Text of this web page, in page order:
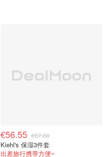
€56.55 €87.00
Kiehl's 保湿3件套
出差旅行携带方便~